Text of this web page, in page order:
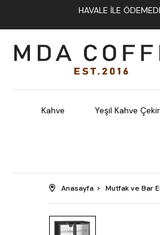
HAVALE İLE
Kahve Yeşil Kahve
Anasayfa Mutfak ve Bar